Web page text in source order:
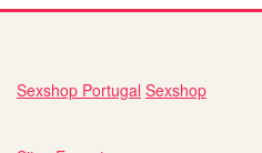
Sexshop Portugal Sexshop